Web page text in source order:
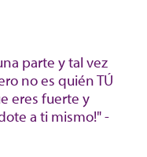
parte y tal vez
no es quién TÚ
eres fuerte y
a ti mismo!" -